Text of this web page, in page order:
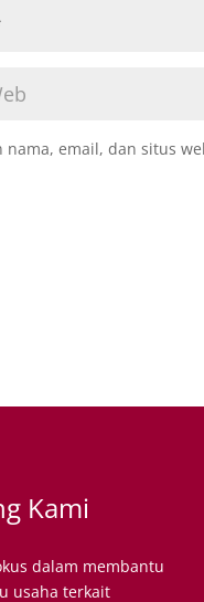
nama, email, dan situs
Kami
dalam membantu
usaha terkait